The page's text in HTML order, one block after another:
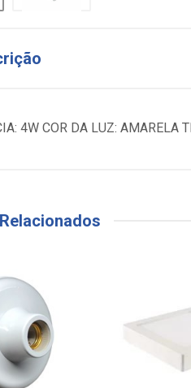
4W COR DA LUZ: AMARELA